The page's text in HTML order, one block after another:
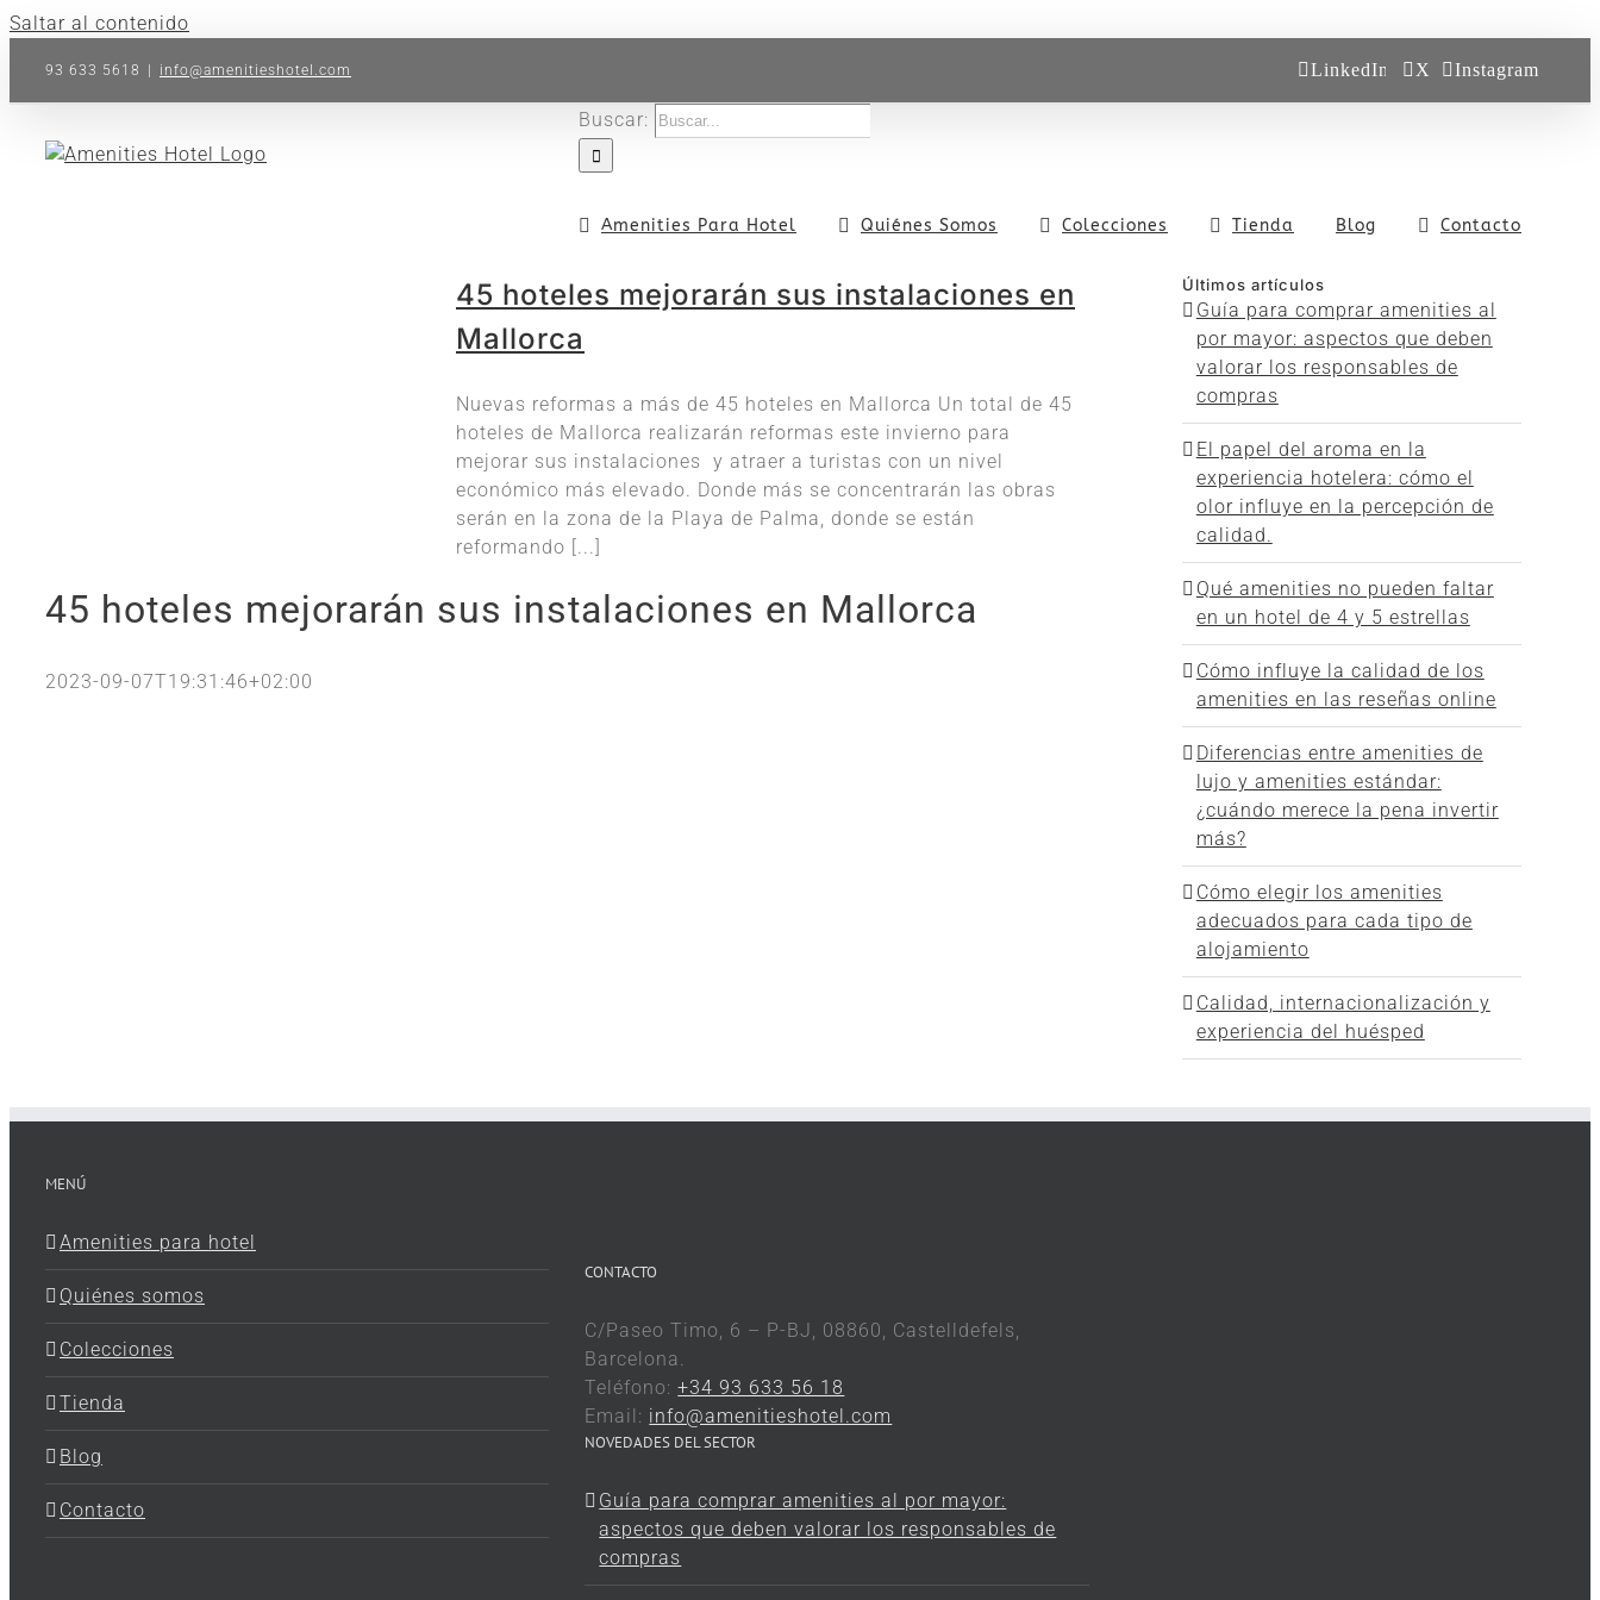
Saltar al contenido
93 633 5618 info@amenitieshotel.com LinkedIn X Instagram
Buscar:
Amenities Para Hotel Quiénes Somos Colecciones Tienda Blog Contacto
45 hoteles mejorarán sus instalaciones en
Mallorca
Nuevas reformas a más de 45 hoteles en Mallorca Un total de 45
hoteles de Mallorca realizarán reformas este invierno para
mejorar sus instalaciones y atraer a turistas con un nivel
económico más elevado. Donde más se concentrarán las obras
serán en la zona de la Playa de Palma, donde se están
reformando [...]
45 hoteles mejorarán sus instalaciones en Mallorca
2023-09-07T19:31:46+02:00
Últimos artículos
Guía para comprar amenities al
por mayor: aspectos que deben
valorar los responsables de
compras
El papel del aroma en la
experiencia hotelera: cómo el
olor influye en la percepción de
calidad.
Qué amenities no pueden faltar
en un hotel de 4 y 5 estrellas
Cómo influye la calidad de los
amenities en las reseñas online
Diferencias entre amenities de
lujo y amenities estándar:
¿cuándo merece la pena invertir
más?
Cómo elegir los amenities
adecuados para cada tipo de
alojamiento
Calidad, internacionalización y
experiencia del huésped
MENÚ
Amenities para hotel
Quiénes somos
Colecciones
Tienda
Blog
Contacto
CONTACTO
C/Paseo Timo, 6 – P-BJ, 08860, Castelldefels,
Barcelona.
Teléfono:+34 93 633 56 18
Email: info@amenitieshotel.com
NOVEDADES DEL SECTOR
Guía para comprar amenities al por mayor:
aspectos que deben valorar los responsables de
compras